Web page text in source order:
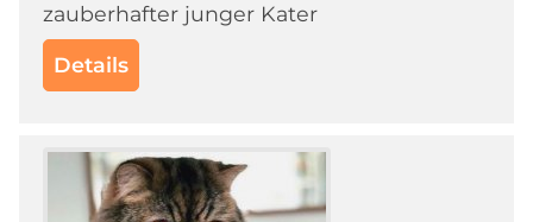
zauberhafter junger Kater
Details